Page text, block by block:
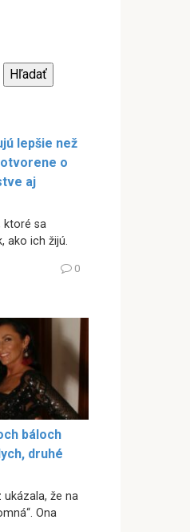
Hľadať
lepšie než
o
aj
ktoré sa
ako ich žijú.
0
báloch
druhé
ukázala, že na
Ona